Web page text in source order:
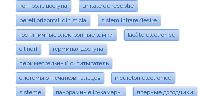
контроль доступа unitate de recepție
pereti orizontali din sticla sistem intrare/ieșire
гостиничные электронные замки lacăte electronice
cilindri терминал доступа
периметральный счтитыватель
системы отпечатков пальцев încuietori electronice
sisteme панорамные ip-камеры дверные доводчики